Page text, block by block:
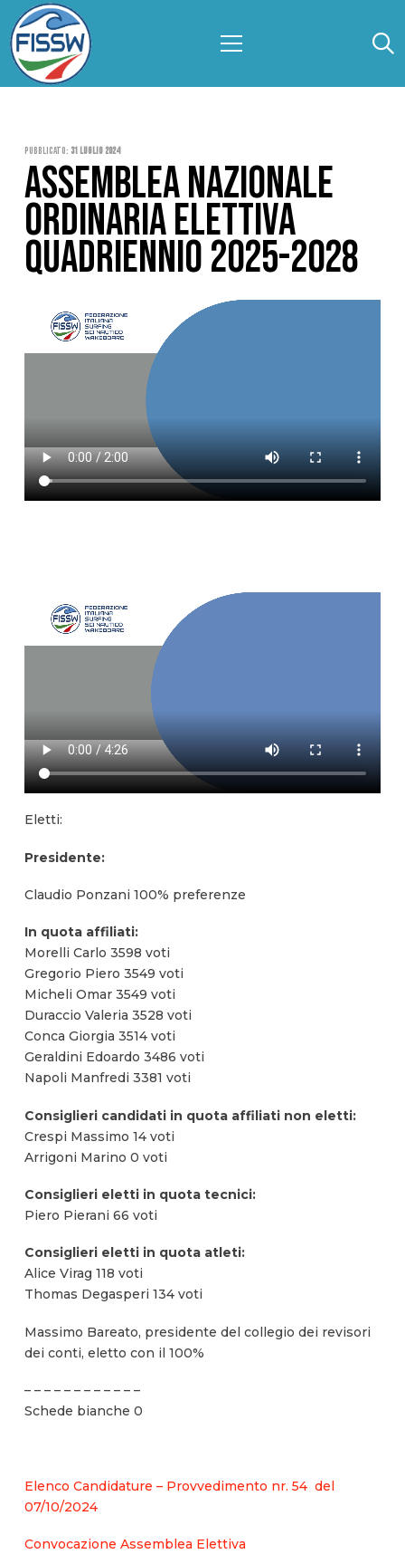
Pubblicato: 31 Luglio 2024
ASSEMBLEA NAZIONALE
ORDINARIA ELETTIVA
QUADRIENNIO 2025-2028
Eletti:
Presidente:
Claudio Ponzani 100% preferenze
In quota affiliati:
Morelli Carlo 3598 voti
Gregorio Piero 3549 voti
Micheli Omar 3549 voti
Duraccio Valeria 3528 voti
Conca Giorgia 3514 voti
Geraldini Edoardo 3486 voti
Napoli Manfredi 3381 voti
Consiglieri candidati in quota affiliati non eletti:
Crespi Massimo 14 voti
Arrigoni Marino 0 voti
Consiglieri eletti in quota tecnici:
Piero Pierani 66 voti
Consiglieri eletti in quota atleti:
Alice Virag 118 voti
Thomas Degasperi 134 voti
Massimo Bareato, presidente del collegio dei revisori
dei conti, eletto con il 100%
– – – – – – – – – – – –
Schede bianche 0
Elenco Candidature – Provvedimento nr. 54 del
07/10/2024
Convocazione Assemblea Elettiva